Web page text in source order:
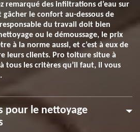
remarqué des infiltrations d’eau sur
le confort au-dessous de
du travail doit bien
ou le démoussage, le prix
à la norme aussi, et c’est à eux de
leurs clients. Pro toiture situe à
tous les critères qu’il faut, il vous
pour le nettoyage